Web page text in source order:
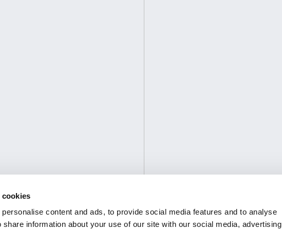
cookies
content and ads, to provide social media features and to analyse
share information about your use of our site with our social media, advertising